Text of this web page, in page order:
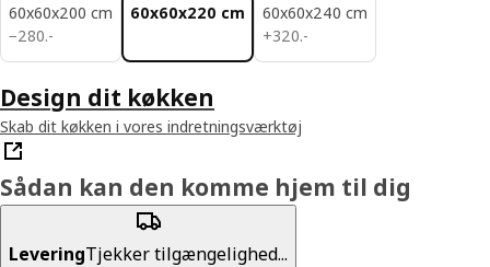
60x60x200 cm
−280.-
280.-
60x60x220 cm
60x60x240 cm
+320.-
320.-
Design dit køkken
Skab dit køkken i vores indretningsværktøj
Sådan kan den komme hjem til dig
LeveringTjekker tilgængelighed...